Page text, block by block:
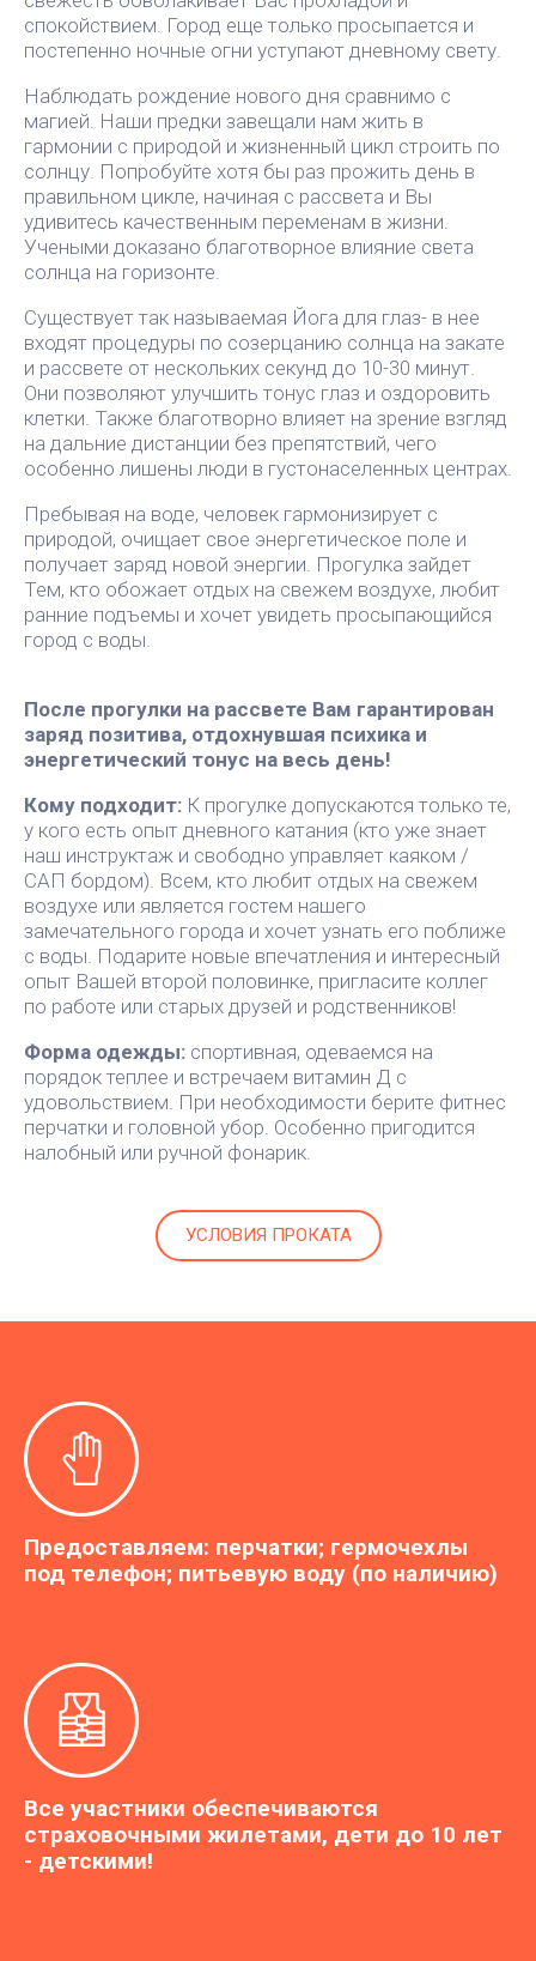
спокойствием. Город еще только просыпается и
постепенно ночные огни уступают дневному свету.
Наблюдать рождение нового дня сравнимо с
магией. Наши предки завещали нам жить в
гармонии с природой и жизненный цикл строить по
солнцу. Попробуйте хотя бы раз прожить день в
правильном цикле, начиная с рассвета и Вы
удивитесь качественным переменам в жизни.
Учеными доказано благотворное влияние света
солнца на горизонте.
Существует так называемая Йога для глаз- в нее
входят процедуры по созерцанию солнца на закате
и рассвете от нескольких секунд до 10-30 минут.
Они позволяют улучшить тонус глаз и оздоровить
клетки. Также благотворно влияет на зрение взгляд
на дальние дистанции без препятствий, чего
особенно лишены люди в густонаселенных центрах.
Пребывая на воде, человек гармонизирует с
природой, очищает свое энергетическое поле и
получает заряд новой энергии. Прогулка зайдет
Тем, кто обожает отдых на свежем воздухе, любит
ранние подъемы и хочет увидеть просыпающийся
город с воды.
После прогулки на рассвете Вам гарантирован
заряд позитива, отдохнувшая психика и
энергетический тонус на весь день!
Кому подходит: К прогулке допускаются только те,
у кого есть опыт дневного катания (кто уже знает
наш инструктаж и свободно управляет каяком /
САП бордом). Всем, кто любит отдых на свежем
воздухе или является гостем нашего
замечательного города и хочет узнать его поближе
с воды. Подарите новые впечатления и интересный
опыт Вашей второй половинке, пригласите коллег
по работе или старых друзей и родственников!
Форма одежды: спортивная, одеваемся на
порядок теплее и встречаем витамин Д с
удовольствием. При необходимости берите фитнес
перчатки и головной убор. Особенно пригодится
налобный или ручной фонарик.
УСЛОВИЯ ПРОКАТА
Предоставляем: перчатки; гермочехлы
под телефон; питьевую воду (по наличию)
Все участники обеспечиваются
страховочными жилетами, дети до 10 лет
- детскими!